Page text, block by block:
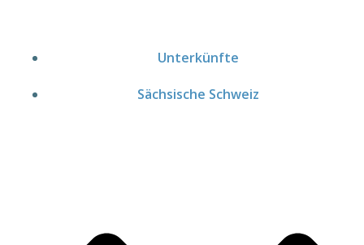
springen
Unterkünfte
Sächsische Schweiz